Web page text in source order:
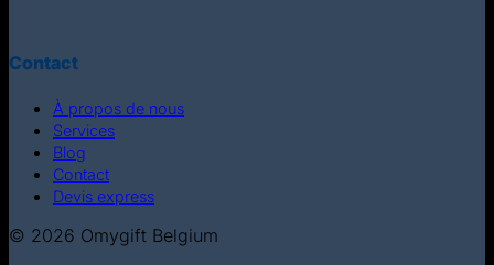
Contact
À propos de nous
Services
Blog
Contact
Devis express
© 2026 Omygift Belgium